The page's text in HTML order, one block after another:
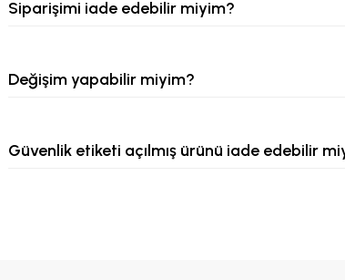
Siparişimi iade edebilir miyim?
Değişim yapabilir miyim?
Güvenlik etiketi açılmış ürünü iade edebilir